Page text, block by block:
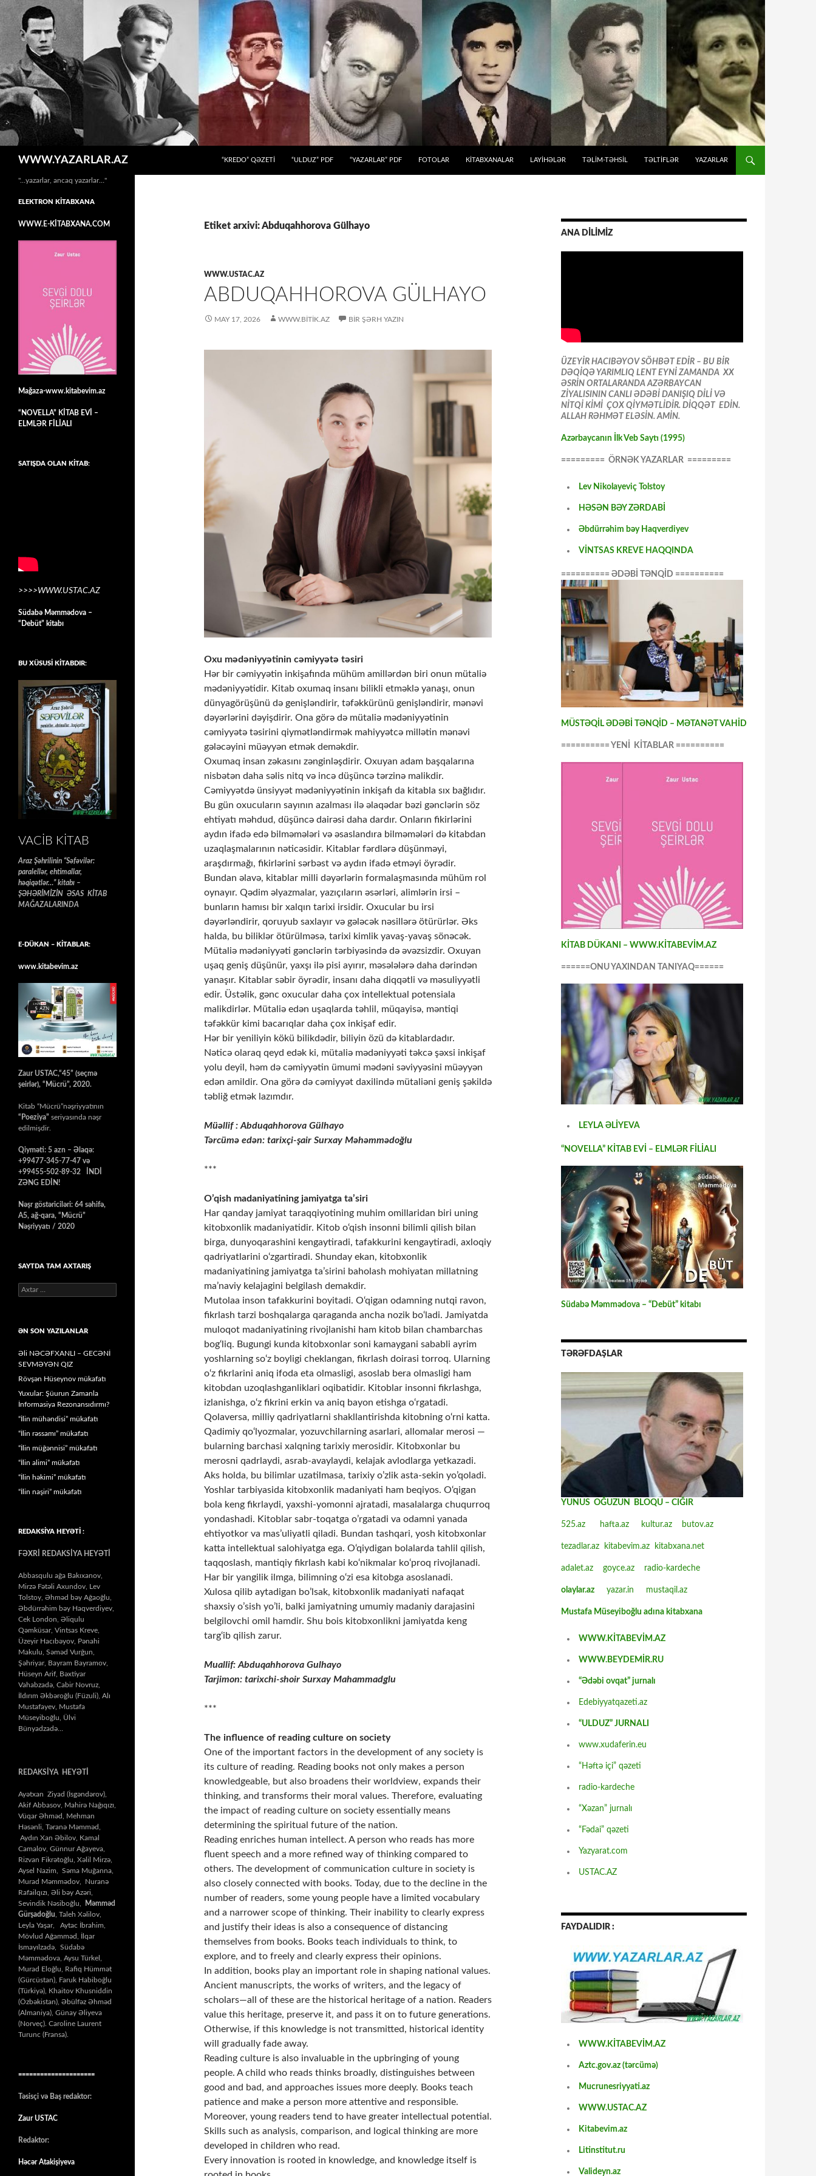
WWW.YAZARLAR.AZ
“KREDO” QƏZETİ
“ULDUZ” PDF “YAZARLAR” PDF FOTOLAR KİTABXANALAR LAYİHƏLƏR TƏLIM-TƏHSIL TƏLTİFLƏR YAZARLAR
Etiket arxivi: Abduqahhorova Gülhayo
WWW.USTAC.AZ
ABDUQAHHOROVA GÜLHAYO
MAY 17, 2026 WWW.BITIK.AZ BIR ŞƏRH YAZIN
Oxu mədəniyyətinin cəmiyyətə təsiri
Hər bir cəmiyyətin inkişafında mühüm amillərdən biri onun mütaliə
mədəniyyətidir. Kitab oxumaq insanı bilikli etməklə yanaşı, onun
dünyagörüşünü də genişləndirir, təfəkkürünü genişləndirir, mənəvi
dəyərlərini dəyişdirir. Ona görə də mütaliə mədəniyyətinin
cəmiyyətə təsirini qiymətləndirmək mahiyyətcə millətin mənəvi
gələcəyini müəyyən etmək deməkdir.
Oxumaq insan zəkasını zənginləşdirir. Oxuyan adam başqalarına
nisbətən daha səlis nitq və incə düşüncə tərzinə malikdir.
Cəmiyyətdə ünsiyyət mədəniyyətinin inkişafı da kitabla sıx bağlıdır.
Bu gün oxucuların sayının azalması ilə əlaqədar bəzi gənclərin söz
ehtiyatı məhdud, düşüncə dairəsi daha dardır. Onların fikirlərini
aydın ifadə edə bilməmələri və əsaslandıra bilməmələri də kitabdan
uzaqlaşmalarının nəticəsidir. Kitablar fərdlərə düşünməyi,
araşdırmağı, fikirlərini sərbəst və aydın ifadə etməyi öyrədir.
Bundan əlavə, kitablar milli dəyərlərin formalaşmasında mühüm rol
oynayır. Qədim əlyazmalar, yazıçıların əsərləri, alimlərin irsi –
bunların hamısı bir xalqın tarixi irsidir. Oxucular bu irsi
dəyərləndirir, qoruyub saxlayır və gələcək nəsillərə ötürürlər. Əks
halda, bu biliklər ötürülməsə, tarixi kimlik yavaş-yavaş sönəcək.
Mütaliə mədəniyyəti gənclərin tərbiyəsində də əvəzsizdir. Oxuyan
uşaq geniş düşünür, yaxşı ilə pisi ayırır, məsələlərə daha dərindən
yanaşır. Kitablar səbir öyrədir, insanı daha diqqətli və məsuliyyətli
edir. Üstəlik, gənc oxucular daha çox intellektual potensiala
malikdirlər. Mütaliə edən uşaqlarda təhlil, müqayisə, məntiqi
təfəkkür kimi bacarıqlar daha çox inkişaf edir.
Hər bir yeniliyin kökü bilikdədir, biliyin özü də kitablardadır.
Nəticə olaraq qeyd edək ki, mütaliə mədəniyyəti təkcə şəxsi inkişaf
yolu deyil, həm də cəmiyyətin ümumi mədəni səviyyəsini müəyyən
edən amildir. Ona görə də cəmiyyət daxilində mütaliəni geniş şəkildə
təbliğ etmək lazımdır.
Müəllif : Abduqahhorova Gülhayo
Tərcümə edən: tarixçi-şair Surxay Məhəmmədoğlu
***
O’qish madaniyatining jamiyatga ta’siri
Har qanday jamiyat taraqqiyotining muhim omillaridan biri uning
kitobxonlik madaniyatidir. Kitob o‘qish insonni bilimli qilish bilan
birga, dunyoqarashini kengaytiradi, tafakkurini kengaytiradi, axloqiy
qadriyatlarini o‘zgartiradi. Shunday ekan, kitobxonlik
madaniyatining jamiyatga ta’sirini baholash mohiyatan millatning
ma’naviy kelajagini belgilash demakdir.
Mutolaa inson tafakkurini boyitadi. O‘qigan odamning nutqi ravon,
fikrlash tarzi boshqalarga qaraganda ancha nozik bo‘ladi. Jamiyatda
muloqot madaniyatining rivojlanishi ham kitob bilan chambarchas
bog‘liq. Bugungi kunda kitobxonlar soni kamaygani sababli ayrim
yoshlarning so‘z boyligi cheklangan, fikrlash doirasi torroq. Ularning
o‘z fikrlarini aniq ifoda eta olmasligi, asoslab bera olmasligi ham
kitobdan uzoqlashganliklari oqibatidir. Kitoblar insonni fikrlashga,
izlanishga, o‘z fikrini erkin va aniq bayon etishga o‘rgatadi.
Qolaversa, milliy qadriyatlarni shakllantirishda kitobning o‘rni katta.
Qadimiy qo‘lyozmalar, yozuvchilarning asarlari, allomalar merosi —
bularning barchasi xalqning tarixiy merosidir. Kitobxonlar bu
merosni qadrlaydi, asrab-avaylaydi, kelajak avlodlarga yetkazadi.
Aks holda, bu bilimlar uzatilmasa, tarixiy o’zlik asta-sekin yo’qoladi.
Yoshlar tarbiyasida kitobxonlik madaniyati ham beqiyos. O‘qigan
bola keng fikrlaydi, yaxshi-yomonni ajratadi, masalalarga chuqurroq
yondashadi. Kitoblar sabr-toqatga o’rgatadi va odamni yanada
ehtiyotkor va mas’uliyatli qiladi. Bundan tashqari, yosh kitobxonlar
katta intellektual salohiyatga ega. O‘qiydigan bolalarda tahlil qilish,
taqqoslash, mantiqiy fikrlash kabi ko‘nikmalar ko‘proq rivojlanadi.
Har bir yangilik ilmga, bilimning o‘zi esa kitobga asoslanadi.
Xulosa qilib aytadigan bo’lsak, kitobxonlik madaniyati nafaqat
shaxsiy o’sish yo’li, balki jamiyatning umumiy madaniy darajasini
belgilovchi omil hamdir. Shu bois kitobxonlikni jamiyatda keng
targ‘ib qilish zarur.
Muallif: Abduqahhorova Gulhayo
Tarjimon: tarixchi-shoir Surxay Mahammadglu
***
The influence of reading culture on society
One of the important factors in the development of any society is
its culture of reading. Reading books not only makes a person
knowledgeable, but also broadens their worldview, expands their
thinking, and transforms their moral values. Therefore, evaluating
the impact of reading culture on society essentially means
determining the spiritual future of the nation.
Reading enriches human intellect. A person who reads has more
fluent speech and a more refined way of thinking compared to
others. The development of communication culture in society is
also closely connected with books. Today, due to the decline in the
number of readers, some young people have a limited vocabulary
and a narrower scope of thinking. Their inability to clearly express
and justify their ideas is also a consequence of distancing
themselves from books. Books teach individuals to think, to
explore, and to freely and clearly express their opinions.
In addition, books play an important role in shaping national values.
Ancient manuscripts, the works of writers, and the legacy of
scholars—all of these are the historical heritage of a nation. Readers
value this heritage, preserve it, and pass it on to future generations.
Otherwise, if this knowledge is not transmitted, historical identity
will gradually fade away.
Reading culture is also invaluable in the upbringing of young
people. A child who reads thinks broadly, distinguishes between
good and bad, and approaches issues more deeply. Books teach
patience and make a person more attentive and responsible.
Moreover, young readers tend to have greater intellectual potential.
Skills such as analysis, comparison, and logical thinking are more
developed in children who read.
Every innovation is rooted in knowledge, and knowledge itself is
ANA DİLİMİZ
ÜZEYİR HACIBƏYOV SÖHBƏT EDİR – BU BİR
DƏQİQƏ YARIMLIQ LENT EYNİ ZAMANDA XX
ƏSRİN ORTALARANDA AZƏRBAYCAN
ZİYALISININ CANLI ƏDƏBİ DANIŞIQ DİLİ VƏ
NİTQİ KİMİ ÇOX QİYMƏTLİDİR. DİQQƏT EDİN.
ALLAH RƏHMƏT ELƏSİN. AMİN.
Azərbaycanın İlk Veb Saytı (1995)
========= ÖRNƏK YAZARLAR =========
Lev Nikolayeviç Tolstoy
HƏSƏN BƏY ZƏRDABİ
Əbdürrəhim bəy Haqverdiyev
VİNTSAS KREVE HAQQINDA
========== ƏDƏBİ TƏNQİD ==========
MÜSTƏQİL ƏDƏBİ TƏNQİD – MƏTANƏT VAHİD
========== YENİ KİTABLAR ==========
KİTAB DÜKANI – WWW.KİTABEVİM.AZ
======ONU YAXINDAN TANIYAQ======
LEYLA ƏLİYEVA
“NOVELLA” KİTAB EVİ – ELMLƏR FİLİALI
Südabə Məmmədova – “Debüt” kitabı
TƏRƏFDAŞLAR
YUNUS OĞUZUN BLOQU – CIĞIR
525.az hafta.az kultur.az butov.az
tezadlar.az kitabevim.az kitabxana.net
adalet.az goyce.az radio-kardeche
olaylar.az yazar.in mustaqil.az
Mustafa Müseyiboğlu adına kitabxana
WWW.KİTABEVİM.AZ
WWW.BEYDEMİR.RU
“Ədəbi ovqat” jurnalı
Edebiyyatqazeti.az
“ULDUZ” JURNALI
www.xudaferin.eu
“Həftə içi” qəzeti
radio-kardeche
“Xəzan” jurnalı
“Fədai” qəzeti
Yazyarat.com
USTAC.AZ
FAYDALIDIR :
WWW.KİTABEVİM.AZ
Aztc.gov.az (tərcümə)
Mucrunesriyyati.az
WWW.USTAC.AZ
Kitabevim.az
Litinstitut.ru
Valideyn.az
"…yazarlar, ancaq yazarlar…"
ELEKTRON KİTABXANA
WWW.E-KİTABXANA.COM
Mağaza-www.kitabevim.az
“NOVELLA” KİTAB EVİ –
ELMLƏR FİLİALI
SATIŞDA OLAN KİTAB:
>>>>WWW.USTAC.AZ
Südabə Məmmədova –
“Debüt” kitabı
BU XÜSUSİ KİTABDIR:
VACIB KITAB
Araz Şəhrilinin “Səfəvilər:
paralellər, ehtimallar,
həqiqətlər…” kitabı –
ŞƏHƏRİMİZİN ƏSAS KİTAB
MAĞAZALARINDA
E-DÜKAN – KİTABLAR:
www.kitabevim.az
Zaur USTAC,“45” (seçmə
şeirlər), “Mücrü”, 2020.
Kitab “Mücrü”nəşriyyatının
“Poeziya” seriyasında nəşr
edilmişdir.
Qiyməti: 5 azn – Əlaqə:
+99477-345-77-47 və
+99455-502-89-32 İNDİ
ZƏNG EDİN!
Nəşr göstəriciləri: 64 səhifə,
A5, ağ-qara, “Mücrü”
Nəşriyyatı / 2020
SAYTDA TAM AXTARIŞ
Axtarış:
ƏN SON YAZILANLAR
Əli NƏCƏFXANLI – GECƏNİ
SEVMƏYƏN QIZ
Rövşən Hüseynov mükafatı
Yuxular: Şüurun Zamanla
İnformasiya Rezonansıdırmı?
“İlin mühəndisi” mükafatı
“İlin rəssamı” mükafatı
“İlin müğənnisi” mükafatı
“İlin alimi” mükafatı
“İlin həkimi” mükafatı
“İlin naşiri” mükafatı
REDAKSİYA HEYƏTİ :
FƏXRİ REDAKSİYA HEYƏTİ
Abbasqulu ağa Bakıxanov,
Mirzə Fətəli Axundov, Lev
Tolstoy, Əhməd bəy Ağaoğlu,
Əbdürrəhim bəy Haqverdiyev,
Cek London, Əliqulu
Qəmküsar, Vintsas Kreve,
Üzeyir Hacıbəyov, Pənahi
Makulu, Səməd Vurğun,
Şəhriyar, Bayram Bayramov,
Hüseyn Arif, Bəxtiyar
Vahabzadə, Cabir Novruz,
İldırım Əkbəroğlu (Füzuli), Alı
Mustafayev, Mustafa
Müseyiboğlu, Ülvi
Bünyadzadə…
REDAKSİYA HEYƏTİ
Ayətxan Ziyad (İsgəndərov),
Akif Abbasov, Mahirə Nağıqızı,
Vüqar Əhməd, Mehman
Həsənli, Təranə Məmməd,
Aydın Xan Əbilov, Kamal
Camalov, Günnur Ağayeva,
Rizvan Fikrətoğlu, Xəlil Mirzə,
Aysel Nazim, Səma Muğanna,
Murad Məmmədov, Nuranə
Rafailqızı, Əli bəy Azəri,
Sevindik Nəsiboğlu,
Məmməd
Gürşadoğlu , Taleh Xəlilov,
Leyla Yaşar, Aytac İbrahim,
Mövlud Ağamməd, İlqar
İsmayılzadə, Südabə
Məmmədova, Aysu Türkel,
Murad Eloğlu, Rafiq Hümmət
(Gürcüstan), Faruk Habiboğlu
(Türkiyə), Khaitov Khusniddin
(Özbəkistan), Əbülfəz Əhməd
(Almaniya), Günay Əliyeva
(Norveç). Caroline Laurent
Turunc (Fransa).
=====================
Təsisçi və Baş redaktor:
Zaur USTAC
Redaktor:
Həcər Atakişiyeva